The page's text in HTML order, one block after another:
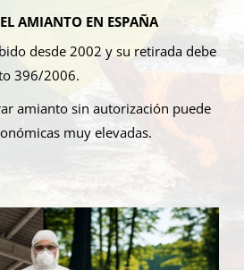
AMIANTO EN ESPAÑA
desde 2002 y su retirada debe
396/2006.
amianto sin autorización puede
muy elevadas.